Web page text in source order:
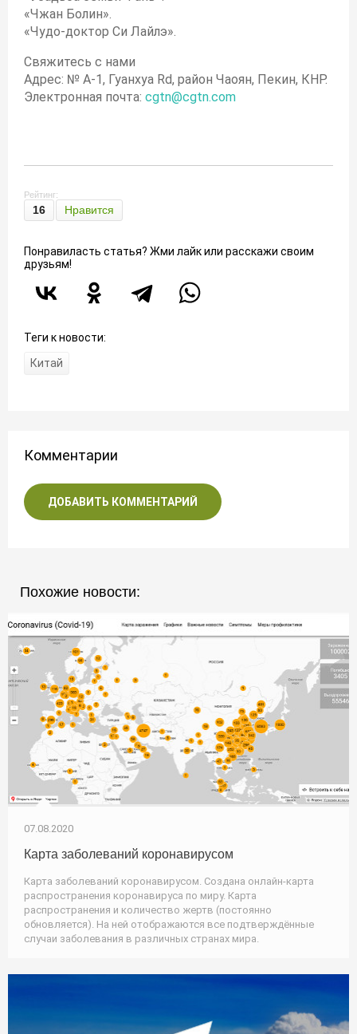
«Чжан Болин».
«Чудо-доктор Си Лайлэ».
Свяжитесь с нами
Адрес: № A-1, Гуанхуа Rd, район Чаоян, Пекин, КНР.
Электронная почта: cgtn@cgtn.com
Рейтинг:
16 Нравится
Понравиласть статья? Жми лайк или расскажи своим
друзьям!
Теги к новости:
Китай
Комментарии
ДОБАВИТЬ КОММЕНТАРИЙ
Похожие новости:
07.08.2020
Карта заболеваний коронавирусом
Карта заболеваний коронавирусом. Создана онлайн-карта
распространения коронавируса по миру. Карта
распространения и количество жертв (постоянно
обновляется). На ней отображаются все подтверждённые
случаи заболевания в различных странах мира.